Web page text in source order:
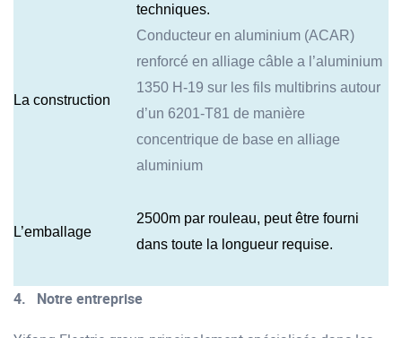
techniques.
La construction
Conducteur en aluminium (ACAR)
renforcé en alliage câble a l’aluminium
1350 H-19 sur les fils multibrins autour
d’un 6201-T81 de manière
concentrique de base en alliage
aluminium
L’emballage
2500m par rouleau, peut être fourni
dans toute la longueur requise.
4. Notre entreprise